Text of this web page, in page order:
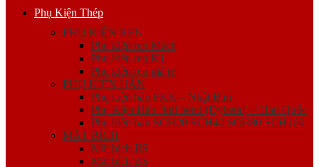
Phụ Kiện Thép
PHỤ KIỆN REN
Phụ kiện ren Mech
Phụ kiện ren K1
Phụ kiện ren giá rẻ
PHỤ KIỆN HÀN
Phụ kiện hàn FKK – Nhật Bản
Phụ Kiện Hàn Jinil bend (Dybend) – Hàn Quốc
Phụ kiện hàn SCH20 SCH40 SCH80 SCH160
MẶT BÍCH
Mặt bích JIS
Mặt bích BS